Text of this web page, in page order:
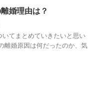
婚理由は？
てまとめていきたいと思い
離婚原因は何だったのか、気